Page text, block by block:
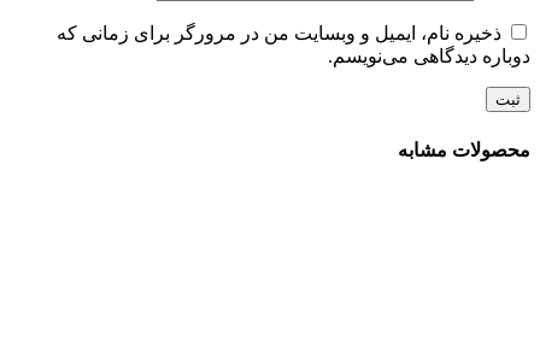
ذخیره نام، ایمیل و وبسایت من در مرورگر برای زمانی که
دوباره دیدگاهی می‌نویسم.
محصولات مشابه